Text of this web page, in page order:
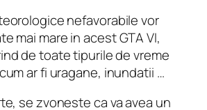
nefavorabile vor
mai mare in acest GTA VI,
de toate tipurile de vreme
ar fi uragane, inundatii …
se zvoneste ca va avea un